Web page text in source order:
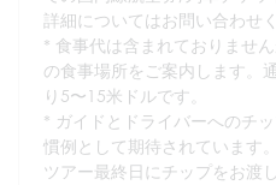
詳細についてはお問い合わせ
食事代は含まれておりませ
の食事場所をご案内します。
り5〜15米ドルです。
ガイドとドライバーへのチ
慣例として期待されています
ツアー最終日にチップをお渡